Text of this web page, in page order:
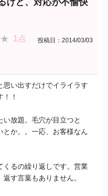
1点 投稿日：2014/03/03
思い出すだけでイライラす
！
放題。毛穴が目立つと
とか。。一応、お客様なん
くるの繰り返しです。営業
す言葉もありません。